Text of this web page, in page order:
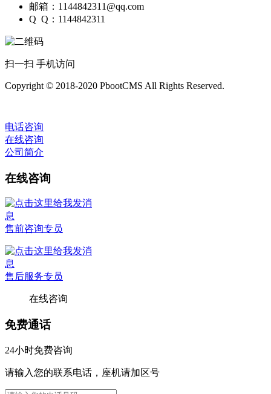
邮箱：1144842311@qq.com
Q Q：1144842311
扫一扫 手机访问
Copyright © 2018-2020 PbootCMS All Rights Reserved.
电话咨询
在线咨询
公司简介
在线咨询
售前咨询专员
售后服务专员
在线咨询
免费通话
24小时免费咨询
请输入您的联系电话，座机请加区号